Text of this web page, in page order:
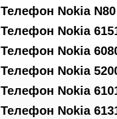
Телефон Nokia N80
Телефон Nokia
Телефон Nokia
Телефон Nokia
Телефон Nokia
Телефон Nokia